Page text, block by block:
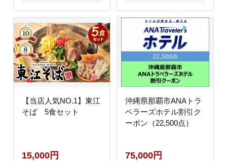
【当店人気NO.1】東江
そば 5食セット
15,000円
沖縄県那覇市ANAトラ
ベラーズホテル割引ク
ーポン（22,500点）
75,000円